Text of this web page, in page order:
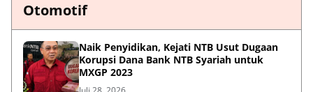
Otomotif
Naik Penyidikan, Kejati NTB Usut Dugaan
Korupsi Dana Bank NTB Syariah untuk
MXGP 2023